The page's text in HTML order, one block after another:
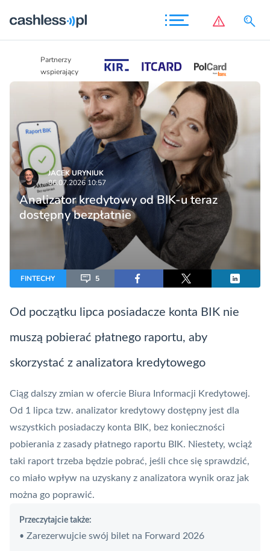
Partnerzy
wspierający
JACEK URYNIUK
06.07.2026 10:57
Analizator kredytowy od BIK-u teraz
dostępny bezpłatnie
FINTECHY 5
Od początku lipca posiadacze konta BIK nie
muszą pobierać płatnego raportu, aby
skorzystać z analizatora kredytowego
Ciąg dalszy zmian w ofercie Biura Informacji Kredytowej.
Od 1 lipca tzw. analizator kredytowy dostępny jest dla
wszystkich posiadaczy konta BIK, bez konieczności
pobierania z zasady płatnego raportu BIK. Niestety, wciąż
taki raport trzeba będzie pobrać, jeśli chce się sprawdzić,
co miało wpływ na uzyskany z analizatora wynik oraz jak
można go poprawić.
Przeczytajcie także:
• Zarezerwujcie swój bilet na Forward 2026